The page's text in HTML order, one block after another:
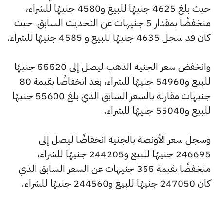
حيث بلغ 4625 جنيهًا للبيع و4580 جنيهًا للشراء،
منخفضًا بمقدار 5 جنيهات عن التحديث السابق، حيث
كان قد سجل 4635 جنيهًا للبيع و 4585 جنيهًا للشراء.
وانخفض سعر الجنيه الذهب ليصل إلى 55520 جنيهًا
للبيع و54960 جنيهًا للشراء، بعد انخفاضًا بقيمة 80
جنيهات مقارنة بالسعر السابق الذي بلغ 55600 جنيهًا
للبيع و55040 جنيهًا للشراء.
وسجل سعر الأونصة بالجنيه انخفاضًا ليصل إلى
246695 جنيهًا للبيع و244205 جنيهًا للشراء،
منخفضًا بقيمة 355 جنيهات عن السعر السابق الذي
كان 247050 جنيهًا للبيع و244560 جنيهًا للشراء.